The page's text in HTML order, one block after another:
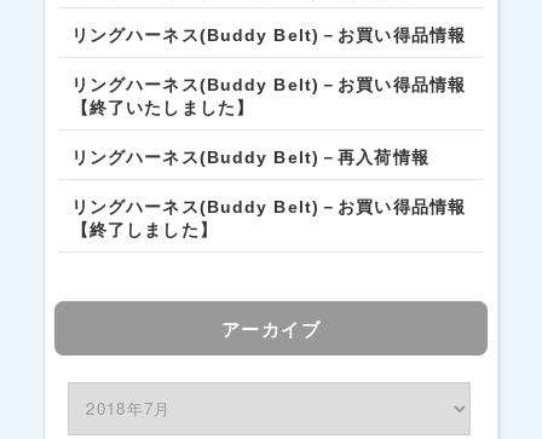
リングハーネス(Buddy Belt)－お買い得品情報
リングハーネス(Buddy Belt)－お買い得品情報
【終了いたしました】
リングハーネス(Buddy Belt)－再入荷情報
リングハーネス(Buddy Belt)－お買い得品情報
【終了しました】
アーカイブ